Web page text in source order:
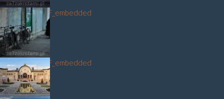
DSC_3262_NEF_embedded
DSC_3527_NEF_embedded